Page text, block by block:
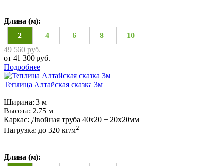
Длина (м):
2
4 6 8
10
49 560 руб.
от 41 300 руб.
Подробнее
Теплица Алтайская сказка 3м
Ширина: 3 м
Высота: 2.75 м
Каркас: Двойная труба 40х20 + 20х20мм
Нагрузка: до 320 кг/м2
Длина (м):